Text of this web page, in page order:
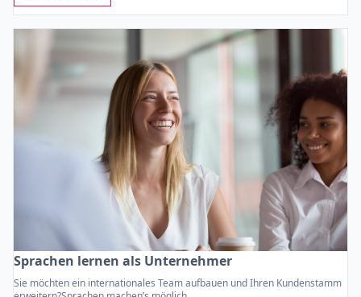
Sprachen lernen als Unternehmer
Sie möchten ein internationales Team aufbauen und Ihren Kundenstamm